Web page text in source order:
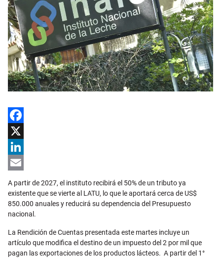
Facebook
X
LinkedIn
Email
A partir de 2027, el instituto recibirá el 50% de un tributo ya
existente que se vierte al LATU, lo que le aportará cerca de US$
850.000 anuales y reducirá su dependencia del Presupuesto
nacional.
La Rendición de Cuentas presentada este martes incluye un
artículo que modifica el destino de un impuesto del 2 por mil que
pagan las exportaciones de los productos lácteos. A partir del 1°